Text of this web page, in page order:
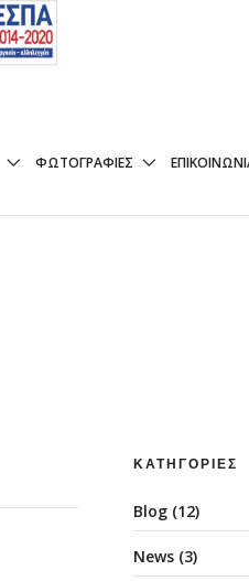
ΦΩΤΟΓΡΑΦΊΕΣ
ΚΑΤΗΓΟΡΊΕΣ
Blog (12)
News (3)